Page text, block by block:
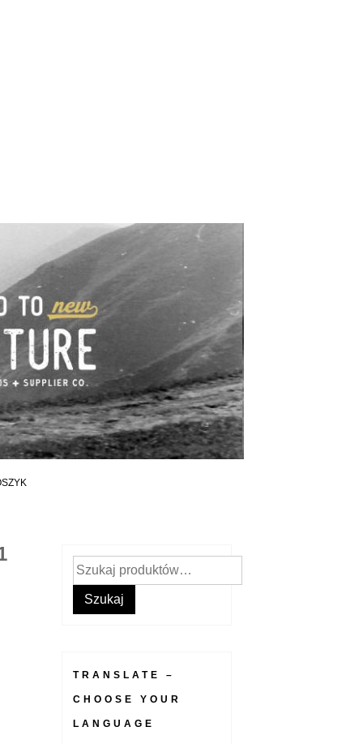
Mapy,
Szukaj:
Szukaj
TRANSLATE –
CHOOSE YOUR
LANGUAGE